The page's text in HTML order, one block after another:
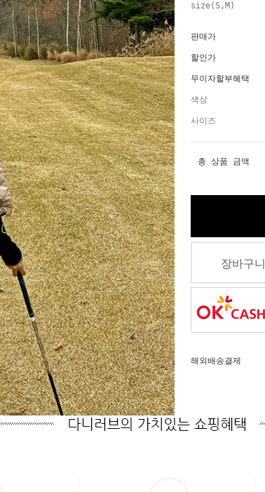
size(S,M)
판매가
할인가
무이자할부혜택
색상
사이즈
총 상품 금액
장바구니
해외배송결제